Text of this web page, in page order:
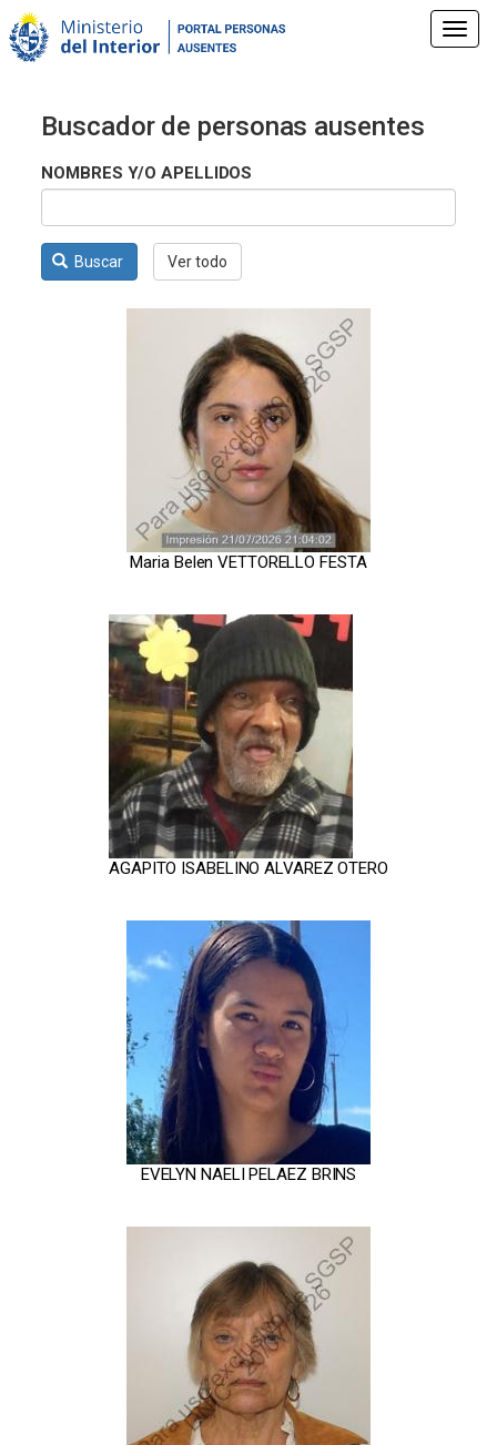
Pasar
al
contenido
Buscador de personas ausentes
NOMBRES Y/O APELLIDOS
Buscar Ver todo
Maria Belen VETTORELLO FESTA
AGAPITO ISABELINO ALVAREZ OTERO
EVELYN NAELI PELAEZ BRINS